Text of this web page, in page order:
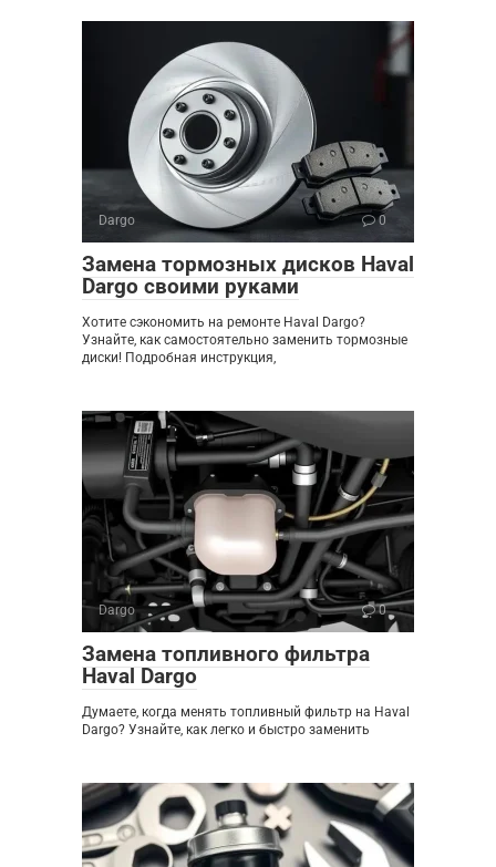
Dargo 0
Замена тормозных дисков Haval
Dargo своими руками
Хотите сэкономить на ремонте Haval Dargo?
Узнайте, как самостоятельно заменить тормозные
диски! Подробная инструкция,
Dargo 0
Замена топливного фильтра
Haval Dargo
Думаете, когда менять топливный фильтр на Haval
Dargo? Узнайте, как легко и быстро заменить